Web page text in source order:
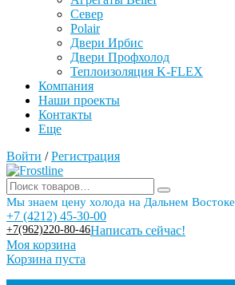
Север
Polair
Двери Ирбис
Двери Профхолод
Теплоизоляция K-FLEX
Компания
Наши проекты
Контакты
Еще
Войти / Регистрация
Мы знаем цену холода на Дальнем Востоке
+7 (4212) 45-30-00
+7(962)220-80-46Написать сейчас!
Моя корзина
Корзина пуста